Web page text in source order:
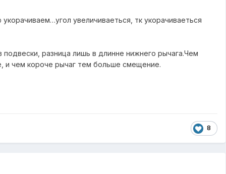
увеличиваеться, тк укорачиваеться
разница лишь в длинне нижнего рычага.Чем
и чем короче рычаг тем больше смещение.
8